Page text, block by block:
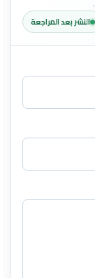
النشر بعد المراجعة